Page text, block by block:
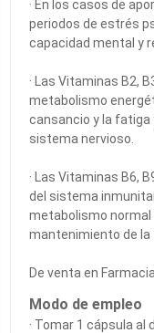
· En los casos de
periodos de estrés
capacidad mental y
· Las Vitaminas B2,
metabolismo
cansancio y la fatiga
sistema nervioso.
· Las Vitaminas B6,
del sistema
metabolismo normal
mantenimiento de la
De venta en
Modo de empleo
· Tomar 1 cápsula al